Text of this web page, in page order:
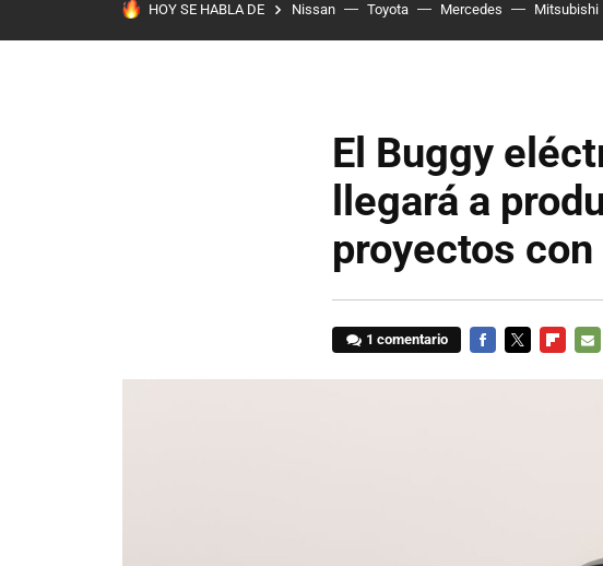
HOY SE HABLA DE Nissan Toyota Mercedes Mitsubishi
El Buggy
llegará a
proyectos
1 comentario